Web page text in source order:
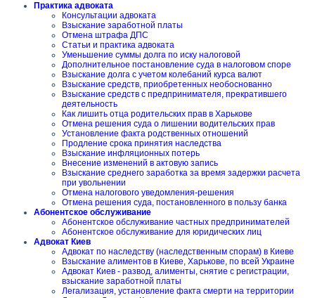
Практика адвоката
Консультации адвоката
Взыскание заработной платы
Отмена штрафа ДПС
Статьи и практика адвоката
Уменьшение суммы долга по иску налоговой
Дополнительное постановление суда в налоговом споре
Взыскание долга с учетом колебаний курса валют
Взыскание средств, приобретенных необоснованно
Взыскание средств с предпринимателя, прекратившего
деятельность
Как лишить отца родительских прав в Харькове
Отмена решения суда о лишении водительских прав
Установление факта родственных отношений
Продление срока принятия наследства
Взыскание инфляционных потерь
Внесение изменений в актовую запись
Взыскание среднего заработка за время задержки расчета
при увольнении
Отмена налогового уведомления-решения
Отмена решения суда, постановленного в пользу банка
Абонентское обслуживание
Абонентское обслуживание частных предпринимателей
Абонентское обслуживание для юридических лиц
Адвокат Киев
Адвокат по наследству (наследственным спорам) в Киеве
Взыскание алиментов в Киеве, Харькове, по всей Украине
Адвокат Киев - развод, алименты, снятие с регистрации,
взыскание заработной платы
Легализация, установление факта смерти на территории